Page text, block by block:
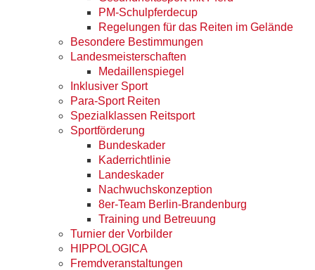
PM-Schulpferdecup
Regelungen für das Reiten im Gelände
Besondere Bestimmungen
Landesmeisterschaften
Medaillenspiegel
Inklusiver Sport
Para-Sport Reiten
Spezialklassen Reitsport
Sportförderung
Bundeskader
Kaderrichtlinie
Landeskader
Nachwuchskonzeption
8er-Team Berlin-Brandenburg
Training und Betreuung
Turnier der Vorbilder
HIPPOLOGICA
Fremdveranstaltungen